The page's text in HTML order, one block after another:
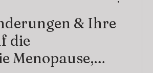
& Ihre
die
Menopause,